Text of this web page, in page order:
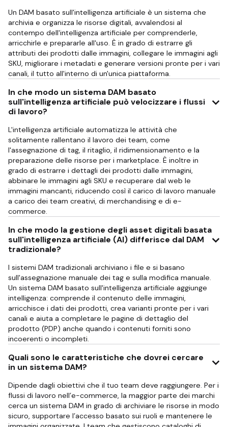
Un DAM basato sull'intelligenza artificiale è un sistema che
archivia e organizza le risorse digitali, avvalendosi al
contempo dell'intelligenza artificiale per comprenderle,
arricchirle e prepararle all'uso. È in grado di estrarre gli
attributi dei prodotti dalle immagini, collegare le immagini agli
SKU, migliorare i metadati e generare versioni pronte per i vari
canali, il tutto all'interno di un'unica piattaforma.
In che modo un sistema DAM basato
sull'intelligenza artificiale può velocizzare i flussi
di lavoro?
L'intelligenza artificiale automatizza le attività che
solitamente rallentano il lavoro dei team, come
l'assegnazione di tag, il ritaglio, il ridimensionamento e la
preparazione delle risorse per i marketplace. È inoltre in
grado di estrarre i dettagli dei prodotti dalle immagini,
abbinare le immagini agli SKU e recuperare dal web le
immagini mancanti, riducendo così il carico di lavoro manuale
a carico dei team creativi, di merchandising e di e-
commerce.
In che modo la gestione degli asset digitali basata
sull'intelligenza artificiale (AI) differisce dal DAM
tradizionale?
I sistemi DAM tradizionali archiviano i file e si basano
sull'assegnazione manuale dei tag e sulla modifica manuale.
Un sistema DAM basato sull'intelligenza artificiale aggiunge
intelligenza: comprende il contenuto delle immagini,
arricchisce i dati dei prodotti, crea varianti pronte per i vari
canali e aiuta a completare le pagine di dettaglio del
prodotto (PDP) anche quando i contenuti forniti sono
incoerenti o incompleti.
Quali sono le caratteristiche che dovrei cercare
in un sistema DAM?
Dipende dagli obiettivi che il tuo team deve raggiungere. Per i
flussi di lavoro nell’e-commerce, la maggior parte dei marchi
cerca un sistema DAM in grado di archiviare le risorse in modo
sicuro, supportare l’accesso basato sui ruoli e mantenere le